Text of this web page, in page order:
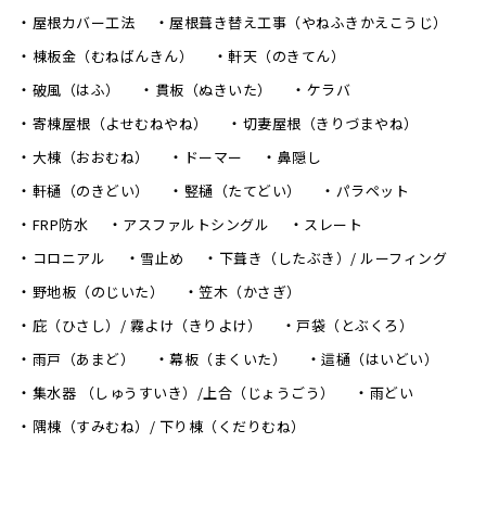
屋根カバー工法
屋根葺き替え工事（やねふきかえこうじ）
棟板金（むねばんきん）
軒天（のきてん）
破風（はふ）
貫板（ぬきいた）
ケラバ
寄棟屋根（よせむねやね）
切妻屋根（きりづまやね）
大棟（おおむね）
ドーマー
鼻隠し
軒樋（のきどい）
竪樋（たてどい）
パラペット
FRP防水
アスファルトシングル
スレート
コロニアル
雪止め
下葺き（したぶき）/ ルーフィング
野地板（のじいた）
笠木（かさぎ）
庇（ひさし）/ 霧よけ（きりよけ）
戸袋（とぶくろ）
雨戸（あまど）
幕板（まくいた）
這樋（はいどい）
集水器 （しゅうすいき）/上合（じょうごう）
雨どい
隅棟（すみむね）/ 下り棟（くだりむね）